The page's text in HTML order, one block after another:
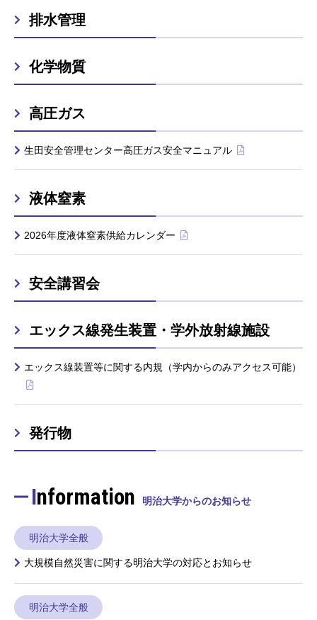
排水管理
化学物質
高圧ガス
生田安全管理センター高圧ガス安全マニュアル
液体窒素
2026年度液体窒素供給カレンダー
安全講習会
エックス線発生装置・学外放射線施設
エックス線装置等に関する内規（学内からのみアクセス可能）
発行物
Information 明治大学からのお知らせ
明治大学全般
大規模自然災害に関する明治大学の対応とお知らせ
明治大学全般